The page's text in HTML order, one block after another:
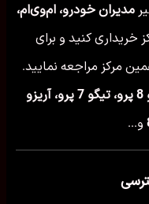
مدیران خودرو، ام‌وی‌ام،
خریداری کنید و برای
مرکز مراجعه نمایید.
تیگو 8 پرو، تیگو 7 پرو، آریزو
و...